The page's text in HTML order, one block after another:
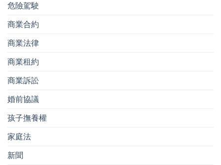
危險駕駛
商業合約
商業法律
商業租約
商業訴訟
婚前協議
孩子撫養權
家庭法
新聞